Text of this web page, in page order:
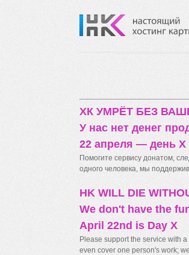
ХК УМРЁТ БЕЗ
У нас нет денег
22 апреля — день X
Помогите сервису донатом,
одного человека, мы
HK WILL DIE
We don't have the
April 22nd is Day X
Please support the service with
even cover one person's work;